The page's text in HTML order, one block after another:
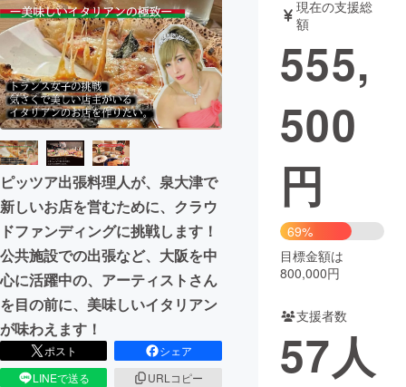
テクノロジー・ガジェット ゲーム・サ
映像・映画
ビジネス・起業
まちづくり・地域活性化
CAMPFIRE for Social Good
CAMPFIRE Creation
CAMPFIREふるさと納税machi-ya コミュニティ
ピッツア出張料理人が、泉大津で
新しいお店を営むために、クラウ
ドファンディングに挑戦します！
公共施設での出張など、大阪を中
心に活躍中の、アーティストさん
を目の前に、美味しいイタリアン
が味わえます！
ポスト
シェア
LINEで送る
URLコピー
現在の支援総
額
555,
500
円
69%
目標金額は
800,000円
支援者数
57人